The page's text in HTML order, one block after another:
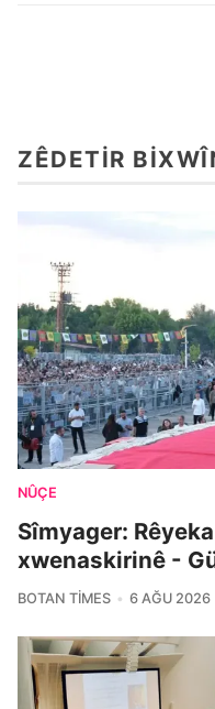
ZÊDETIR
NÛÇE
Sîmyager:
xwenaskirinê -
BOTAN TIMES 6 AĞU 2026